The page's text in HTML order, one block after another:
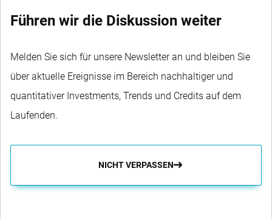
Führen wir die Diskussion weiter
Melden Sie sich für unsere Newsletter an und bleiben Sie
über aktuelle Ereignisse im Bereich nachhaltiger und
quantitativer Investments, Trends und Credits auf dem
Laufenden.
NICHT VERPASSEN